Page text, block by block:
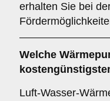
erhalten Sie bei
Welche
Luft-Wasser-